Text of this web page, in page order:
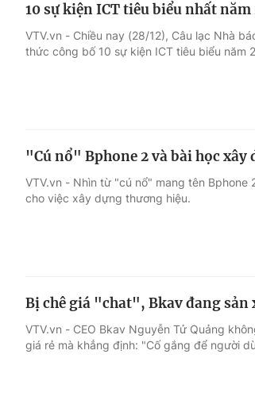
10 sự kiện ICT tiêu biểu nhất
VTV.vn - Chiều nay (28/12), Câu lạc Nhà
thức công bố 10 sự kiện ICT tiêu biểu năm
"Cú nổ" Bphone 2 và bài học
VTV.vn - Nhìn từ "cú nổ" mang tên
cho việc xây dựng thương hiệu.
Bị chê giá "chat", Bkav đang
VTV.vn - CEO Bkav Nguyễn Tử Quảng
giá rẻ mà khẳng định: "Cố gắng để người